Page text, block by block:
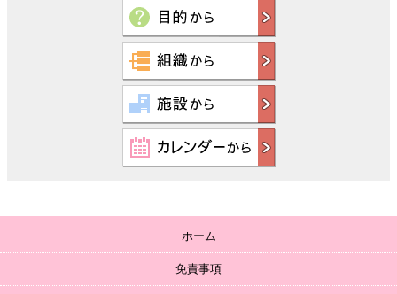
ホーム
免責事項